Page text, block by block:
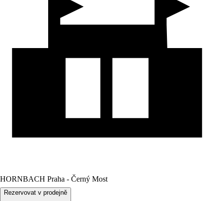
HORNBACH Praha - Černý Most
Rezervovat v prodejně